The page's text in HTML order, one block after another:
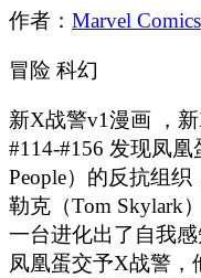
作者： Marvel Comics
冒险 科幻
新X战警v1漫画 ，
#114-#156 发现凤
People）的反抗组
勒克（Tom Skylark
一台进化出了自我
凤凰蛋交予X战警，